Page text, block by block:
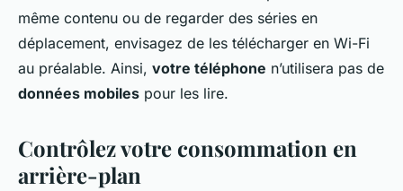
même contenu ou de regarder des séries en
déplacement, envisagez de les télécharger en Wi-Fi
au préalable. Ainsi, votre téléphone n’utilisera pas de
données mobiles pour les lire.
Contrôlez votre consommation en
arrière-plan